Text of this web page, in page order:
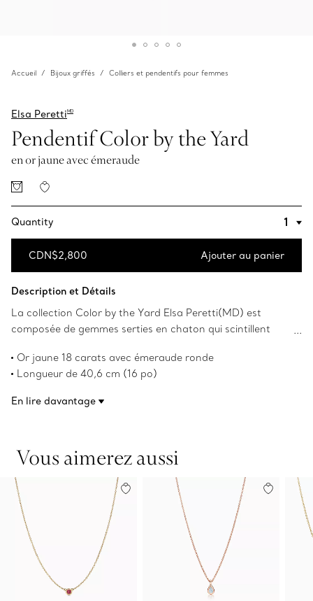
Accueil Bijoux griffés Colliers et pendentifs pour femmes
Elsa PerettiMD
Pendentif Color by the Yard
en or jaune avec émeraude
Quantity
CDN$2,800 Ajouter au panier
Description et Détails
La collection Color by the Yard Elsa Peretti(MD) est
composée de gemmes serties en chaton qui scintillent
Or jaune 18 carats avec émeraude ronde
Longueur de 40,6 cm (16 po)
Les droits d’auteur sur les créations originales sont
En lire davantage
Vous aimerez aussi